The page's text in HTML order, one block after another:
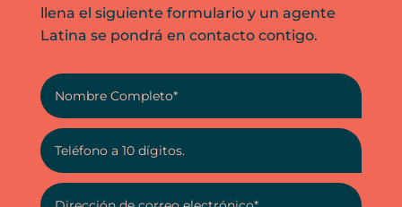
llena el siguiente formulario y un agente
Latina se pondrá en contacto contigo.